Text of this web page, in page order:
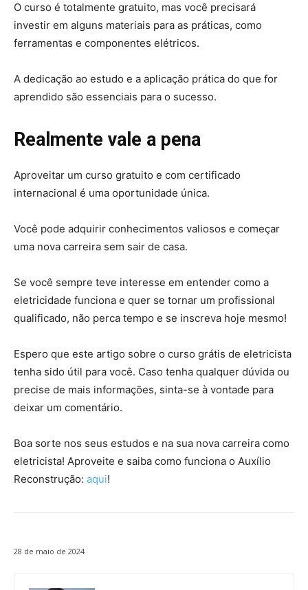
O curso é totalmente gratuito, mas você precisará
investir em alguns materiais para as práticas, como
ferramentas e componentes elétricos.
A dedicação ao estudo e a aplicação prática do que for
aprendido são essenciais para o sucesso.
Realmente vale a pena
Aproveitar um curso gratuito e com certificado
internacional é uma oportunidade única.
Você pode adquirir conhecimentos valiosos e começar
uma nova carreira sem sair de casa.
Se você sempre teve interesse em entender como a
eletricidade funciona e quer se tornar um profissional
qualificado, não perca tempo e se inscreva hoje mesmo!
Espero que este artigo sobre o curso grátis de eletricista
tenha sido útil para você. Caso tenha qualquer dúvida ou
precise de mais informações, sinta-se à vontade para
deixar um comentário.
Boa sorte nos seus estudos e na sua nova carreira como
eletricista! Aproveite e saiba como funciona o Auxílio
Reconstrução: aqui!
28 de maio de 2024